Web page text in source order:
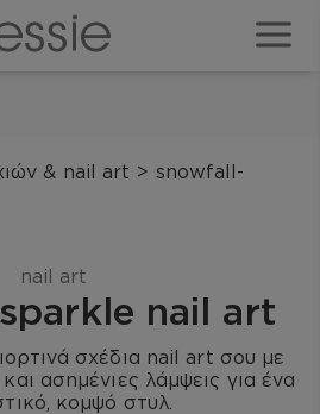
& nail art > snowfall-
nail art
nail art
σχέδια nail art σου με
ασημένιες λάμψεις για ένα
κομψό στυλ.